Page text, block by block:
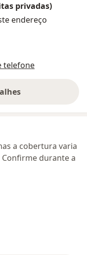
privadas)
endereço
telefone
endereço
a cobertura varia
durante a